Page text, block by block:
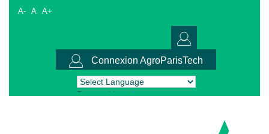
A- A A+
Connexion AgroParisTech
Powered by Translate